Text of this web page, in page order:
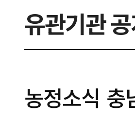
유관기관
농정소식